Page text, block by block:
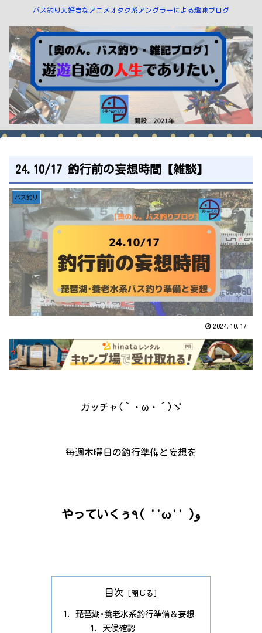
バス釣り大好きなアニメオタク系アングラーによる趣味ブログ
24.10/17 釣行前の妄想時間【雑談】
バス釣り
2024.10.17
ガッチャ(｀・ω・´)ゞ
毎週木曜日の釣行準備と妄想を
やっていくぅ٩( ''ω'' )و
目次
琵琶湖･養老水系釣行準備＆妄想
天候確認